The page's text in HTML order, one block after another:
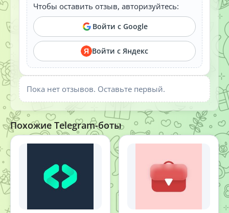
Чтобы оставить отзыв, авторизуйтесь:
Войти с Google
Я Войти с Яндекс
Пока нет отзывов. Оставьте первый.
Похожие Telegram-боты